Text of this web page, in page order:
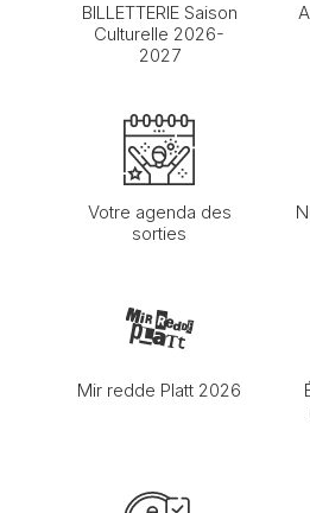
BILLETTERIE Saison
Culturelle 2026-
2027
Votre agenda des
sorties
Mir redde Platt 2026